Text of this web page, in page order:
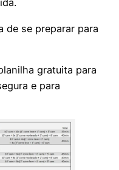
de se preparar para
gratuita para
e para